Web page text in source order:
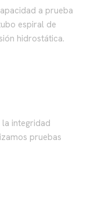
a prueba
espiral de
hidrostática.
integridad
pruebas